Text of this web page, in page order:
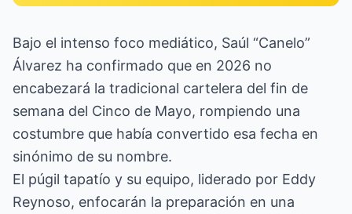
Bajo el intenso foco mediático, Saúl “Canelo”
Álvarez ha confirmado que en 2026 no
encabezará la tradicional cartelera del fin de
semana del Cinco de Mayo, rompiendo una
costumbre que había convertido esa fecha en
sinónimo de su nombre.
El púgil tapatío y su equipo, liderado por Eddy
Reynoso, enfocarán la preparación en una